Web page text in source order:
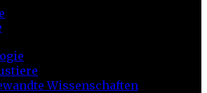
Wissenschaften